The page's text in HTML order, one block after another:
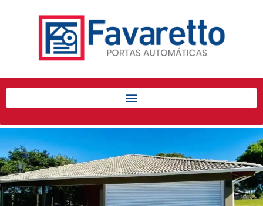
Início
Porta de Enrolar Automática
Automatizadores
Acessórios Para Portas de